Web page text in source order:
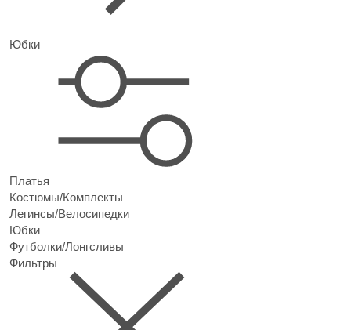
Юбки
Платья
Костюмы/Комплекты
Легинсы/Велосипедки
Юбки
Футболки/Лонгсливы
Фильтры